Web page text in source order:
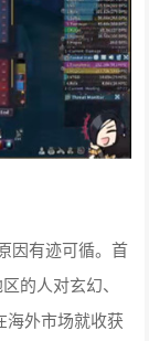
有迹可循。首
的人对玄幻、
海外市场就收获